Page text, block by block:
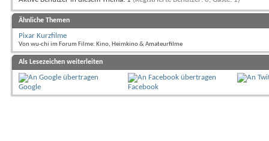
Ähnliche Themen
Pixar Kurzfilme
Von wu-chi im Forum Filme: Kino, Heimkino & Amateurfilme
Als Lesezeichen weiterleiten
Google Facebook